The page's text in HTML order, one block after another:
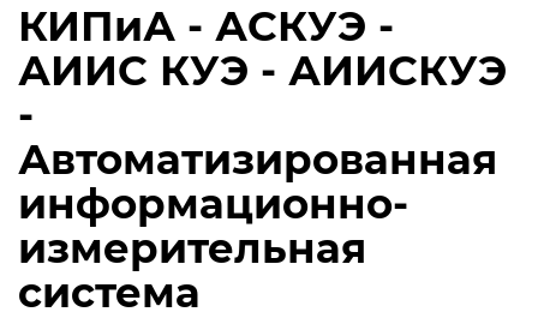
КИПиА - АСКУЭ -
АИИС КУЭ - АИИСКУЭ
-
Автоматизированная
информационно-
измерительная
система